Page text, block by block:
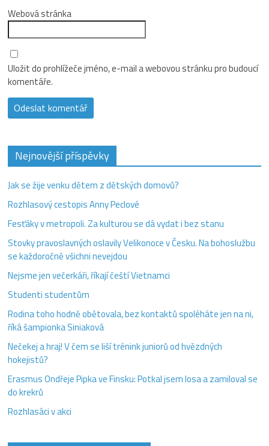
Webová stránka
Uložit do prohlížeče jméno, e-mail a webovou stránku pro budoucí
komentáře.
Nejnovější příspěvky
Jak se žije venku dětem z dětských domovů?
Rozhlasový cestopis Anny Peclové
Fesťáky v metropoli. Za kulturou se dá vydat i bez stanu
Stovky pravoslavných oslavily Velikonoce v Česku. Na bohoslužbu
se každoročně všichni nevejdou
Nejsme jen večerkáři, říkají čeští Vietnamci
Studenti studentům
Rodina toho hodně obětovala, bez kontaktů spoléháte jen na ni,
říká šampionka Siniaková
Nečekej a hraj! V čem se liší trénink juniorů od hvězdných
hokejistů?
Erasmus Ondřeje Pipka ve Finsku: Potkal jsem losa a zamiloval se
do krekrů
Rozhlasáci v akci